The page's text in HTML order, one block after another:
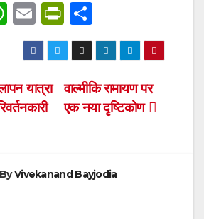
W
at
s
A
E
m
ail
Pr
in
tF
ri
e
y
h
ar
e
वाल्मीकि रामायण पर
एक नया दृष्टिकोण
यात्रा
ByVivekanand Bayjodia